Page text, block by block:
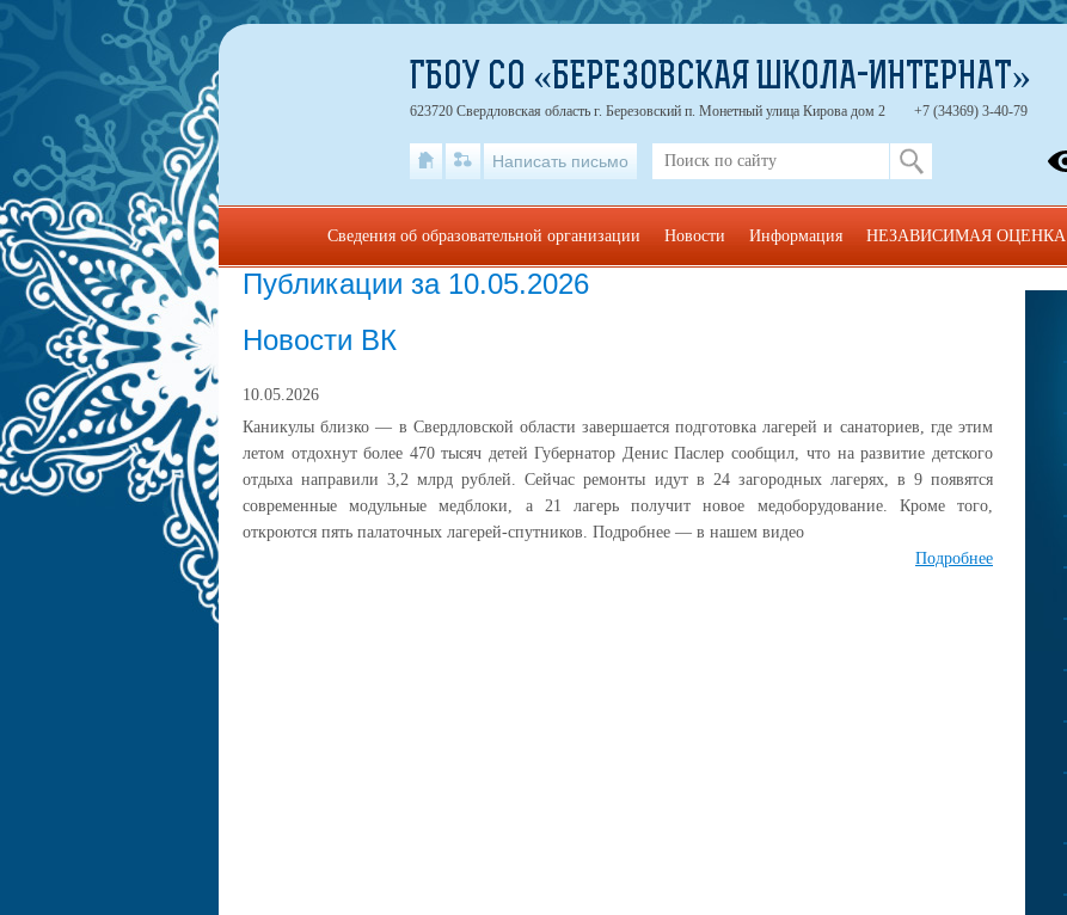
Публикации за 10.05.2026
Новости ВК
10.05.2026
Каникулы близко — в Свердловской области завершается подготовка лагерей и санаториев, где этим
летом отдохнут более 470 тысяч детей Губернатор Денис Паслер сообщил, что на развитие детского
отдыха направили 3,2 млрд рублей. Сейчас ремонты идут в 24 загородных лагерях, в 9 появятся
современные модульные медблоки, а 21 лагерь получит новое медоборудование. Кроме того,
откроются пять палаточных лагерей-спутников. Подробнее — в нашем видео
Подробнее
ГБОУ СО «БЕРЕЗОВСКАЯ ШКОЛА-ИНТЕРНАТ»
623720 Свердловская область г. Березовский п. Монетный улица Кирова дом 2 +7 (34369) 3-40-79
Написать письмо
Сведения об образовательной организации Новости Информация НЕЗАВИСИМАЯ ОЦЕНКА